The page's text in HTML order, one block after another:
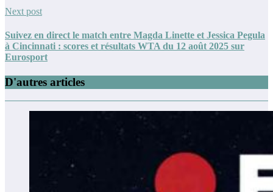
Next post
Suivez en direct le match entre Magda Linette et Jessica Pegula
à Cincinnati : scores et résultats WTA du 12 août 2025 sur
Eurosport
D'autres articles